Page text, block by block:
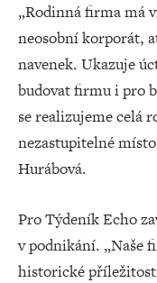
„Rodinná firma má
neosobní korporát,
navenek. Ukazuje
budovat firmu i pro
se realizujeme celá
nezastupitelné
Hurábová.
Pro Týdeník Echo
v podnikání. „Naše
historické